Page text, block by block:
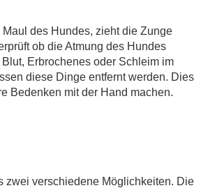
Maul des Hundes, zieht die Zunge
ob die Atmung des Hundes
Erbrochenes oder Schleim im
diese Dinge entfernt werden. Dies
Bedenken mit der Hand machen.
zwei verschiedene Möglichkeiten. Die